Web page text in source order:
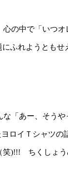
の中で「いつオ
ふれようともせ
「あー、そうや
ロイＴシャツの
笑)!!! ちくしょ